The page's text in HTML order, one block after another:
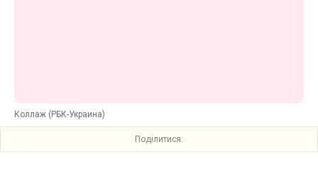
Коллаж (РБК-Украина)
Поділитися: